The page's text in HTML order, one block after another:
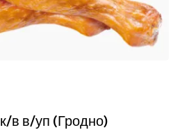
в в/уп (Гродно)